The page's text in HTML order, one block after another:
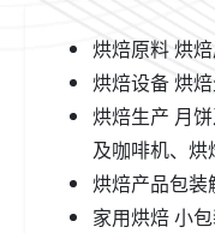
烘焙原料 烘
烘焙设备 烘
烘焙生产 月
及咖啡机、
烘焙产品包
家用烘焙 小